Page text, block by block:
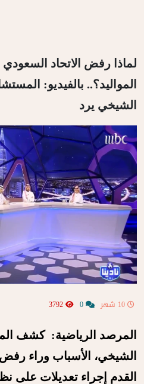
لماذا رفض الاتحاد السعودي
المواليد؟.. بالفيديو:
الشيخي يرد
المرصد الرياضية: كشف
الشيخي، الأسباب وراء
القدم إجراء تعديلات على